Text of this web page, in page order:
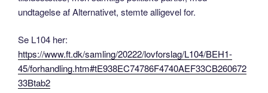
undtagelse af Alternativet, stemte alligevel for.
Se L104 her:
https://www.ft.dk/samling/20222/lovforslag/L104/BEH1-
45/forhandling.htm#tE938EC74786F4740AEF33CB260672
33Btab2